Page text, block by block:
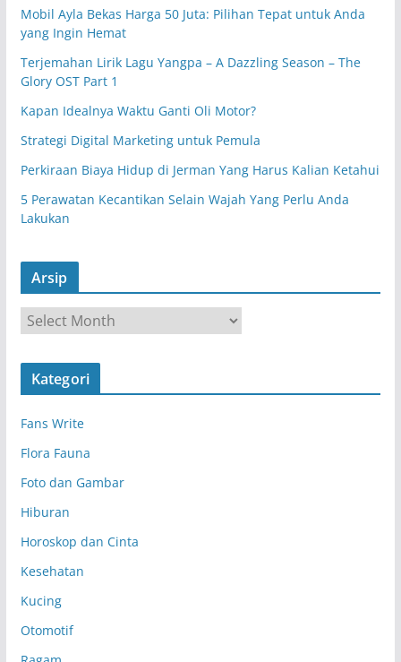
Mobil Ayla Bekas Harga 50 Juta: Pilihan Tepat untuk Anda
yang Ingin Hemat
Terjemahan Lirik Lagu Yangpa – A Dazzling Season – The
Glory OST Part 1
Kapan Idealnya Waktu Ganti Oli Motor?
Strategi Digital Marketing untuk Pemula
Perkiraan Biaya Hidup di Jerman Yang Harus Kalian Ketahui
5 Perawatan Kecantikan Selain Wajah Yang Perlu Anda
Lakukan
Arsip
r
s
Kategori
Fans Write
Flora Fauna
Foto dan Gambar
Hiburan
Horoskop dan Cinta
Kesehatan
Kucing
Otomotif